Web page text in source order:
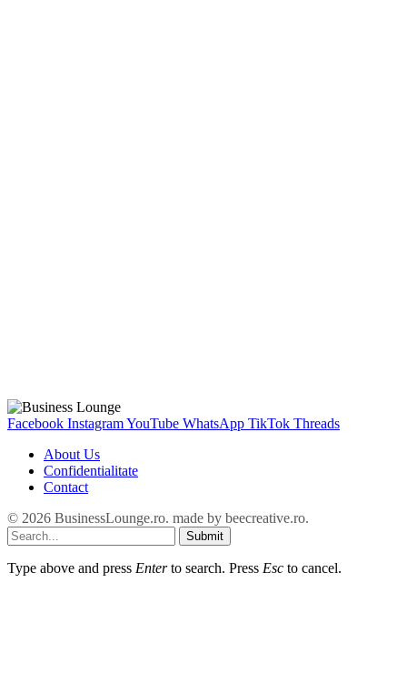
Facebook InstagramYouTube WhatsApp TikTok Threads
About Us
Confidentialitate
Contact
© 2026 BusinessLounge.ro. made by beecreative.ro.
Submit
Type above and press Enterto search. Press Esc to cancel.